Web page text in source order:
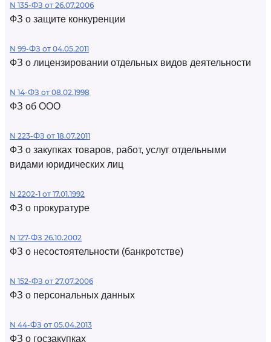
N 135-ФЗ от 26.07.2006
ФЗ о защите конкуренции
N 99-ФЗ от 04.05.2011
ФЗ о лицензировании отдельных видов деятельности
N 14-ФЗ от 08.02.1998
ФЗ об ООО
N 223-ФЗ от 18.07.2011
ФЗ о закупках товаров, работ, услуг отдельными
видами юридических лиц
N 2202-1 от 17.01.1992
ФЗ о прокуратуре
N 127-ФЗ 26.10.2002
ФЗ о несостоятельности (банкротстве)
N 152-ФЗ от 27.07.2006
ФЗ о персональных данных
N 44-ФЗ от 05.04.2013
ФЗ о госзакупках